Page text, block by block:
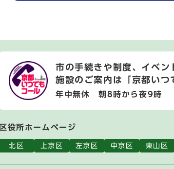
市の手続きや制度、イベン
施設のご案内は
「京都いつ
年中無休 朝8時から夜9時
区役所ホームページ
北区 上京区 左京区 中京区 東山区